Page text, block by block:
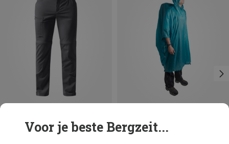
Je bespaart 16% Je bespaart 18%
Voor je beste Bergzeit...